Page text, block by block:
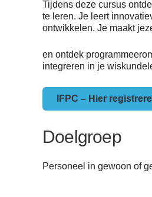
Tijdens deze cursus
te leren. Je leert
ontwikkelen. Je maakt
en ontdek
integreren in je
IFPC – Hier
Doelgroep
Personeel in gewoon of